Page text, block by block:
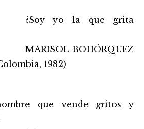
¿Soy yo la que grita
MARISOL BOHÓRQUEZ
1982)
que vende gritos y